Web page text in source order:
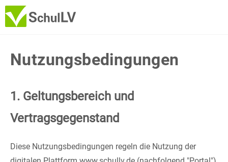
Nutzungsbedingungen
1. Geltungsbereich und
Vertragsgegenstand
Diese Nutzungsbedingungen regeln die Nutzung der